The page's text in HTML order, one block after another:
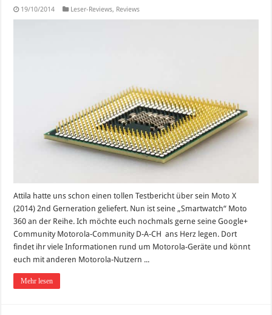
19/10/2014 Leser-Reviews, Reviews
Attila hatte uns schon einen tollen Testbericht über sein Moto X
(2014) 2nd Gerneration geliefert. Nun ist seine „Smartwatch“ Moto
360 an der Reihe. Ich möchte euch nochmals gerne seine Google+
Community Motorola-Community D-A-CH ans Herz legen. Dort
findet ihr viele Informationen rund um Motorola-Geräte und könnt
euch mit anderen Motorola-Nutzern ...
Mehr lesen